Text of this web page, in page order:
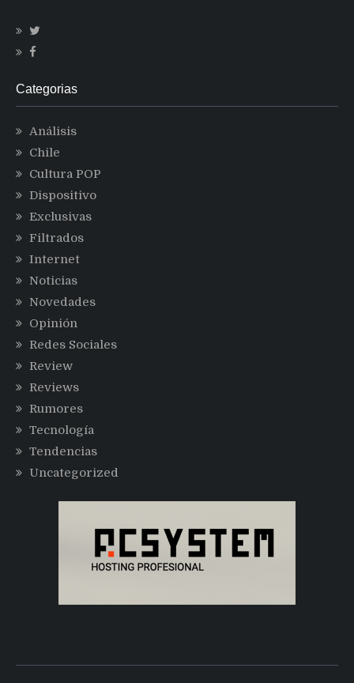
Categorias
Análisis
Chile
Cultura POP
Dispositivo
Exclusivas
Filtrados
Internet
Noticias
Novedades
Opinión
Redes Sociales
Review
Reviews
Rumores
Tecnología
Tendencias
Uncategorized